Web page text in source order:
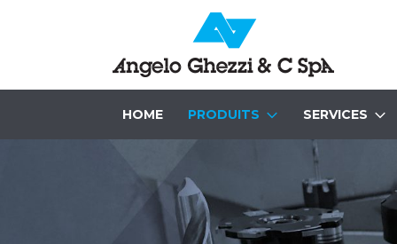
HOME PRODUITS SERVICES